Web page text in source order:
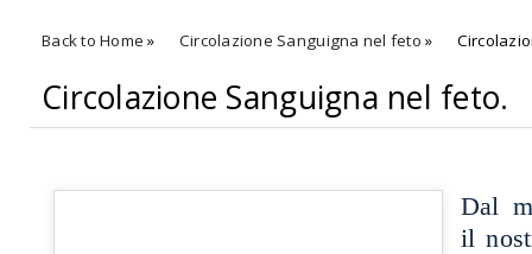
Back to Home » Circolazione Sanguigna nel feto »
Circolazione Sanguigna nel feto.
Dal
il